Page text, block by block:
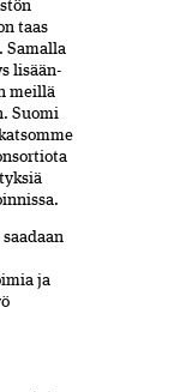
taas
Samalla
lisään­
meillä
Suomi
ja